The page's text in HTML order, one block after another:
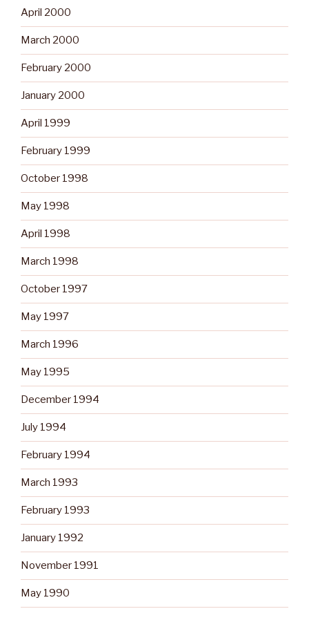
April 2000
March 2000
February 2000
January 2000
April 1999
February 1999
October 1998
May 1998
April 1998
March 1998
October 1997
May 1997
March 1996
May 1995
December 1994
July 1994
February 1994
March 1993
February 1993
January 1992
November 1991
May 1990